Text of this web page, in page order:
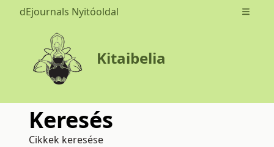
dEjournals Nyitóoldal Open
Kitaibelia
Keresés
Cikkek keresése